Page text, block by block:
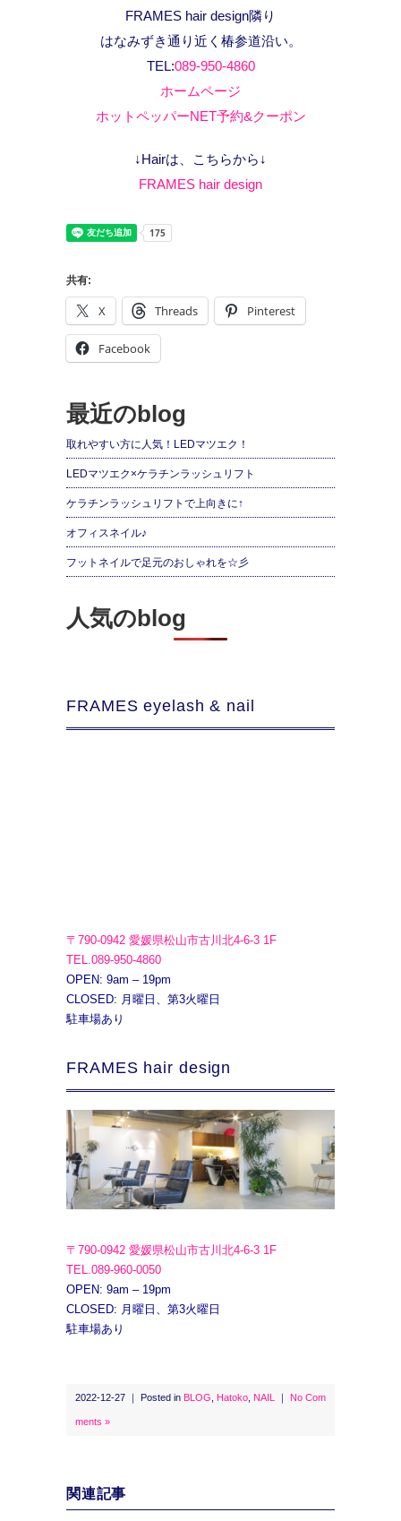
FRAMES hair design隣り
はなみずき通り近く椿参道沿い。
TEL:089-950-4860
ホームページ
ホットペッパーNET予約&クーポン
↓Hairは、こちらから↓
FRAMES hair design
共有:
X Threads Pinterest
Facebook
最近のblog
取れやすい方に人気！LEDマツエク！
LEDマツエク×ケラチンラッシュリフト
ケラチンラッシュリフトで上向きに↑
オフィスネイル♪
フットネイルで足元のおしゃれを☆彡
人気のblog
FRAMES eyelash & nail
〒790-0942 愛媛県松山市古川北4-6-3 1F
TEL.089-950-4860
OPEN: 9am – 19pm
CLOSED: 月曜日、第3火曜日
駐車場あり
FRAMES hair design
〒790-0942 愛媛県松山市古川北4-6-3 1F
TEL.089-960-0050
OPEN: 9am – 19pm
CLOSED: 月曜日、第3火曜日
駐車場あり
2022-12-27 ｜ Posted in BLOG Hatoko NAIL ｜ No Com
ments »
関連記事